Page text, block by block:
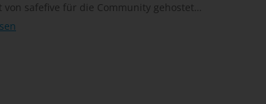
von safefive für die Community gehostet…